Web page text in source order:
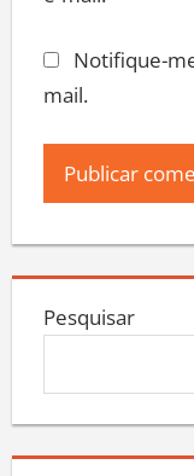
Notifique-
mail.
Pesquisar